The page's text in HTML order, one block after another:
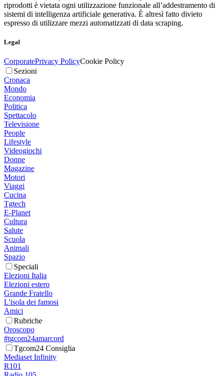
riprodotti è vietata ogni utilizzazione funzionale all’addestramento di
sistemi di intelligenza artificiale generativa. È altresì fatto divieto
espresso di utilizzare mezzi automatizzati di data scraping.
Legal
CorporatePrivacy PolicyCookie Policy
Sezioni
Cronaca
Mondo
Economia
Politica
Spettacolo
Televisione
People
Lifestyle
Videogiochi
Donne
Magazine
Motori
Viaggi
Cucina
Tgtech
E-Planet
Cultura
Salute
Scuola
Animali
Spazio
Speciali
Elezioni Italia
Elezioni estero
Grande Fratello
L'isola dei famosi
Amici
Rubriche
Oroscopo
#tgcom24amarcord
Tgcom24 Consiglia
Mediaset Infinity
R101